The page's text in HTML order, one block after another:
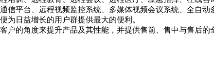
信平台、远程视频监控系统、多媒体视频会议系统、全自动
为日益增长的用户群提供最大的便利。
的角度来提升产品及其性能，并提供售前、售中与售后的